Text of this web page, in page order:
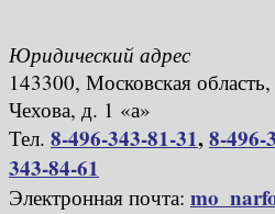
Юридический адрес
143300, Московская
Чехова, д. 1 «а»
Тел. 8-496-343-81-31,8-496-
343-84-61
Электронная почта: